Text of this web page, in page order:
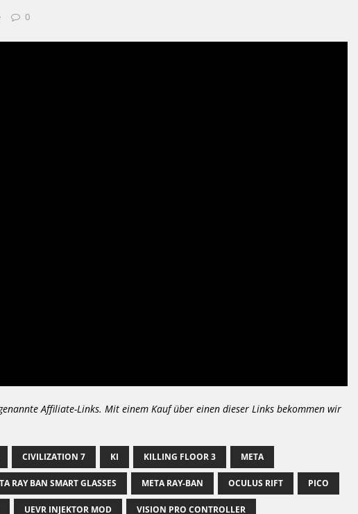
0
Affiliate-Links. Mit einem Kauf über einen dieser Links bekommen wir
CIVILIZATION 7 KI KILLING FLOOR 3 META
RAY BAN SMART GLASSES META RAY-BAN OCULUS RIFT PICO
UEVR INJEKTOR MOD VISION PRO CONTROLLER